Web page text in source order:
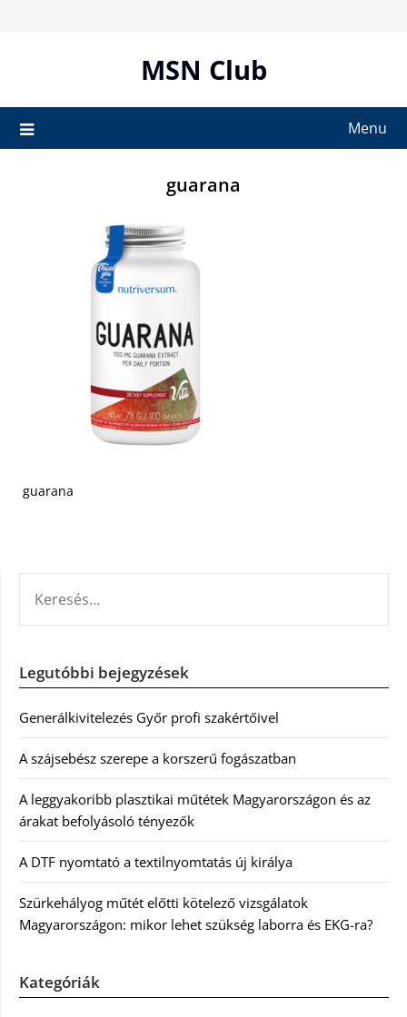
MSN Club
Menu
guarana
guarana
Legutóbbi bejegyzések
Generálkivitelezés Győr profi szakértőivel
A szájsebész szerepe a korszerű fogászatban
A leggyakoribb plasztikai műtétek Magyarországon és az
árakat befolyásoló tényezők
A DTF nyomtató a textilnyomtatás új királya
Szürkehályog műtét előtti kötelező vizsgálatok
Magyarországon: mikor lehet szükség laborra és EKG-ra?
Kategóriák